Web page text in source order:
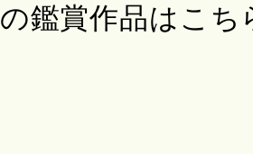
鑑賞作品はこち